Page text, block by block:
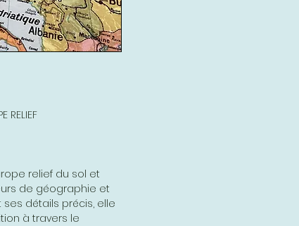
RELIEF
relief du sol et
de géographie et
ses détails précis, elle
à travers le